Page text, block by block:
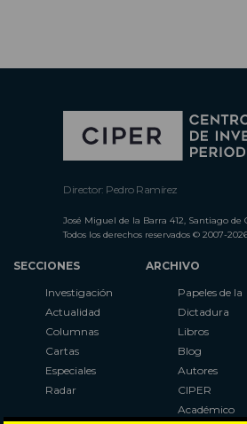
Director: Pedro Ramírez
José Miguel de la Barra 412, Santiago de
Todos los derechos reservados © 2007-
SECCIONES
Investigación
Actualidad
Columnas
Cartas
Especiales
Radar
ARCHIVO
Papeles de la
Dictadura
Libros
Blog
Autores
CIPER
Académico